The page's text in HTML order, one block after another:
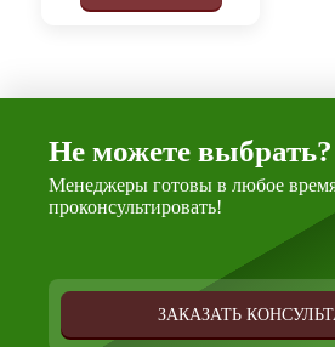
Не можете выбрать?
Менеджеры готовы в любое
проконсультировать!
ЗАКАЗАТЬ